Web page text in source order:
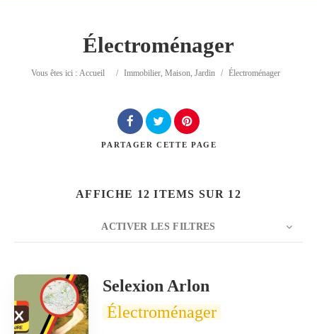
Catégorie
Rechercher
Électroménager
Vous êtes ici : Accueil / Immobilier, Maison, Jardin / Électroménager
PARTAGER CETTE PAGE
AFFICHE 12 ITEMS SUR 12
ACTIVER LES FILTRES
NOMBRE 20
Selexion Arlon
Électroménager